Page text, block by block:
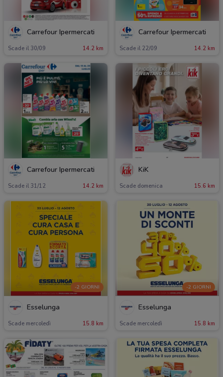
Carrefour Ipermercati
Scade il 30/09 14.2 km
Carrefour Ipermercati
Scade il 22/09 14.2 km
Carrefour Ipermercati
Scade il 31/12 14.2 km
KiK
Scade domenica 15.6 km
-2 GIORNI
Esselunga
Scade mercoledì 15.8 km
-2 GIORNI
Esselunga
Scade mercoledì 15.8 km